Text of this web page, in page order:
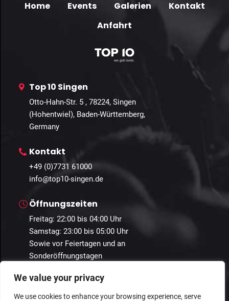
We value your privacy
We use cookies to enhance your browsing experience, serve
Home Events Galerien
Kontakt
Anfahrt
Top 10 Singen
Otto-Hahn-Str. 5 , 78224, Singen
(Hohentwiel), Baden-Württemberg,
Germany
Kontakt
+49 (0)7731 61000
info@top10-singen.de
Öffnungszeiten
Freitag: 22:00 bis 04:00 Uhr
Samstag: 23:00 bis 05:00 Uhr
Sowie vor Feiertagen und an
Sonderöffnungstagen